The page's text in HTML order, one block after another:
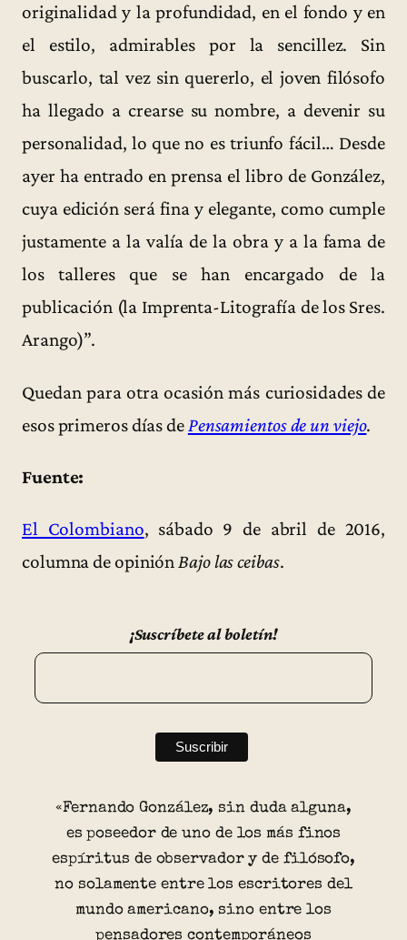
originalidad y la profundidad, en el fondo y en
el estilo, admirables por la sencillez. Sin
buscarlo, tal vez sin quererlo, el joven filósofo
ha llegado a crearse su nombre, a devenir su
personalidad, lo que no es triunfo fácil… Desde
ayer ha entrado en prensa el libro de González,
cuya edición será fina y elegante, como cumple
justamente a la valía de la obra y a la fama de
los talleres que se han encargado de la
publicación (la Imprenta-Litografía de los Sres.
Arango)”.
Quedan para otra ocasión más curiosidades de
esos primeros días de Pensamientos de un viejo.
Fuente:
El Colombiano, sábado 9 de abril de 2016,
columna de opiniónBajo las ceibas.
¡Suscríbete al boletín!
«Fernando González, sin duda alguna,
es poseedor de uno de los más finos
espíritus de observador y de filósofo,
no solamente entre los escritores del
mundo americano, sino entre los
pensadores contemporáneos